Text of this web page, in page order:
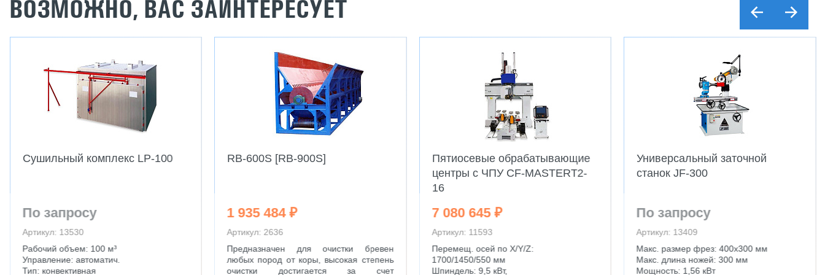
ВОЗМОЖНО, ВАС ЗАИНТЕРЕСУЕТ
Сушильный комплекс LP-100
По запросу
Артикул: 13530
Рабочий объем: 100 м³
Управление: автоматич.
Тип: конвективная
RB-600S [RB-900S]
1 935 484 ₽
Артикул: 2636
Предназначен для очистки бревен
любых пород от коры, высокая степень
очистки достигается за счет
Пятиосевые обрабатывающие
центры с ЧПУ CF-MASTERT2-
16
7 080 645 ₽
Артикул: 11593
Перемещ. осей по X/Y/Z:
1700/1450/550 мм
Шпиндель: 9,5 кВт,
Универсальный заточной
станок JF-300
По запросу
Артикул: 13409
Макс. размер фрез: 400х300 мм
Макс. длина ножей: 300 мм
Мощность: 1,56 кВт